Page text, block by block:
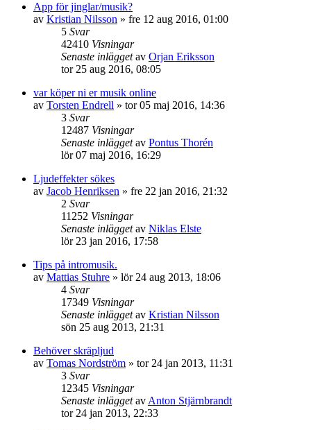
App för jinglar/musik?
av Kristian Nilsson » fre 12 aug 2016, 01:00
5 Svar
42410 Visningar
Senaste inläggetav Orjan Eriksson
tor 25 aug 2016, 08:05
var köper ni er musik online
av Torsten Endrell » tor 05 maj 2016, 14:36
3 Svar
12487 Visningar
Senaste inläggetav Pontus Thorén
lör 07 maj 2016, 16:29
Ljudeffekter sökes
av Jacob Henriksen » fre 22 jan 2016, 21:32
2 Svar
11252 Visningar
Senaste inläggetav Niklas Elste
lör 23 jan 2016, 17:58
Tips på intromusik.
av Mattias Stuhre » lör 24 aug 2013, 18:06
4 Svar
17349 Visningar
Senaste inläggetav Kristian Nilsson
sön 25 aug 2013, 21:31
Behöver skräpljud
av Tomas Nordström » tor 24 jan 2013, 11:31
3 Svar
12345 Visningar
Senaste inläggetav Anton Stjärnbrandt
tor 24 jan 2013, 22:33